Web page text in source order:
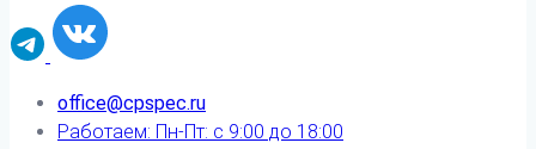
office@cpspec.ru
Работаем: Пн-Пт: с 9:00 до 18:00